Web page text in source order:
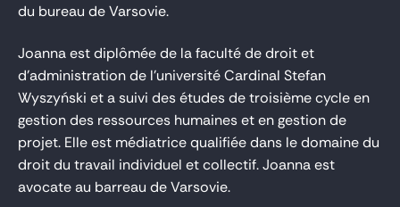
du bureau de Varsovie.
Joanna est diplômée de la faculté de droit et
d'administration de l'université Cardinal Stefan
Wyszyński et a suivi des études de troisième cycle en
gestion des ressources humaines et en gestion de
projet. Elle est médiatrice qualifiée dans le domaine du
droit du travail individuel et collectif. Joanna est
avocate au barreau de Varsovie.